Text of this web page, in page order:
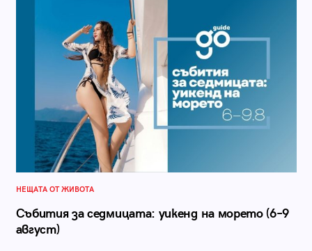
НЕЩАТА ОТ ЖИВОТА
Събития за седмицата: уикенд на морето (6–9
август)